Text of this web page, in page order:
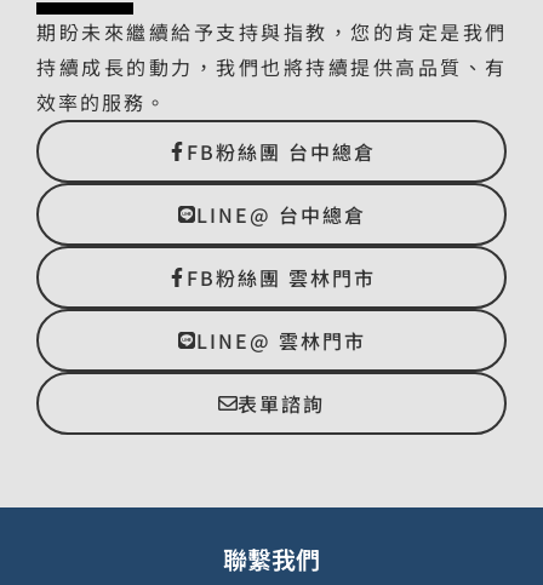
期盼未來繼續給予支持與指教，您的肯定是我們
持續成長的動力，我們也將持續提供高品質、有
效率的服務。
FB粉絲團 台中總倉
LINE@ 台中總倉
FB粉絲團 雲林門市
LINE@ 雲林門市
表單諮詢
聯繫我們